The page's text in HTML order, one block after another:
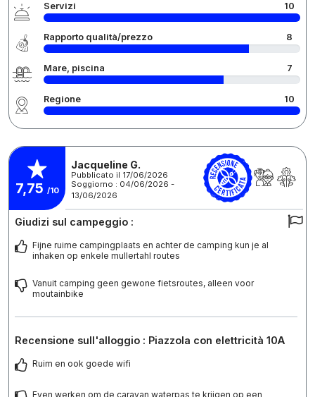
Servizi 10
Rapporto qualità/prezzo 8
Mare, piscina 7
Regione 10
7,75 /10
Jacqueline G.
Pubblicato il 17/06/2026
Soggiorno : 04/06/2026 -
13/06/2026
Giudizi sul campeggio :
Fijne ruime campingplaats en achter de camping kun je al
inhaken op enkele mullertahl routes
Vanuit camping geen gewone fietsroutes, alleen voor
moutainbike
Recensione sull'alloggio : Piazzola con elettricità 10A
Ruim en ook goede wifi
Even werken om de caravan waterpas te krijgen op een